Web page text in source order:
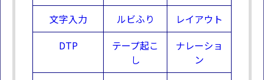
文字入力 ルビふり
レイアウト
DTP
テープ起こ
し
ナレーショ
ン